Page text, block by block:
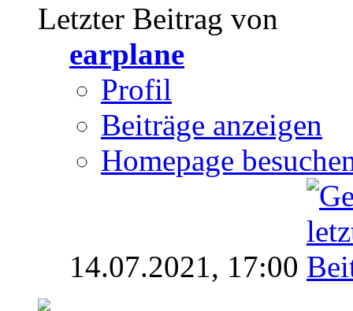
Letzter Beitrag von
earplane
Profil
Beiträge anzeigen
Homepage
14.07.2021, 17:00